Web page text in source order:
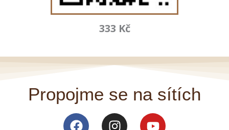
333 Kč
Propojme se na sítích
FacebookInstagramYoutube